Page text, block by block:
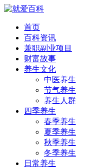
首页
百科资讯
兼职副业项目
财富故事
养生文化
中医养生
节气养生
养生人群
四季养生
春季养生
夏季养生
秋季养生
冬季养生
日常养生